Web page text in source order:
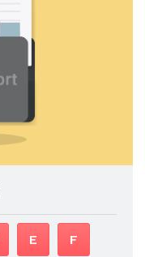
E F